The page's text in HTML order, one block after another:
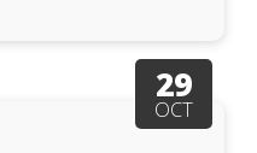
29
OCT